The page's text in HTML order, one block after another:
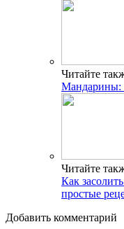
Читайте
Мандарины:
Читайте
Как
простые
Добавить комментарий